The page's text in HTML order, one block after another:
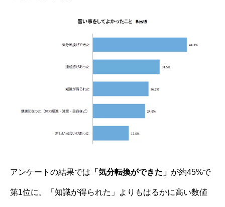
アンケートの結果では 「気分転換ができた」 が約45%で
第1位に。「知識が得られた」よりもはるかに高い数値